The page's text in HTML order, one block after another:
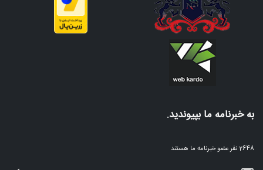
به خبرنامه ما بپیوندید.
2648 نفر عضو خبرنامه ما هستند